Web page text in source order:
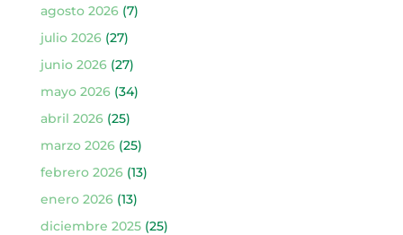
agosto 2026(7)
julio 2026(27)
junio 2026(27)
mayo 2026(34)
abril 2026(25)
marzo 2026(25)
febrero 2026(13)
enero 2026(13)
diciembre 2025(25)